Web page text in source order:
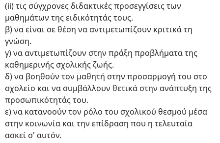
(ii) τις σύγχρονες διδακτικές προσεγγίσεις των
μαθημάτων της ειδικότητάς τους.
β) να είναι σε θέση να αντιμετωπίζουν κριτικά τη
γνώση.
γ) να αντιμετωπίζουν στην πράξη προβλήματα της
καθημερινής σχολικής ζωής.
δ) να βοηθούν τον μαθητή στην προσαρμογή του στο
σχολείο και να συμβάλλουν θετικά στην ανάπτυξη της
προσωπικότητάς του.
ε) να κατανοούν τον ρόλο του σχολικού θεσμού μέσα
στην κοινωνία και την επίδραση που η τελευταία
ασκεί σ' αυτόν.